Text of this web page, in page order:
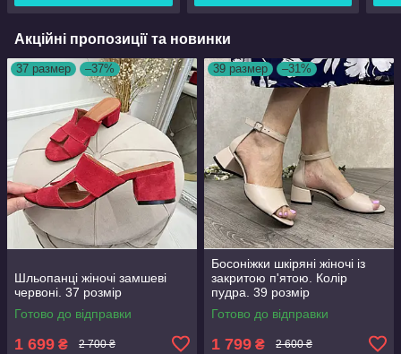
Акційні пропозиції та новинки
37 размер –37%
Шльопанці жіночі замшеві
червоні. 37 розмір
Готово до відправки
1 699 ₴ 2 700 ₴
39 размер –31%
Босоніжки шкіряні жіночі із
закритою п'ятою. Колір
пудра. 39 розмір
Готово до відправки
1 799 ₴ 2 600 ₴